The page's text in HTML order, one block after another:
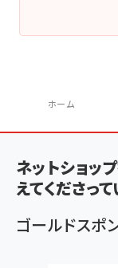
パ
ン
く
ず
ホーム
ネットショッ
えてくださっ
ゴールドスポ